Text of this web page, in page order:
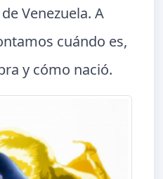
Venezuela. A
cuándo es,
y cómo nació.